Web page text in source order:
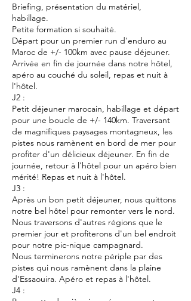
Briefing, présentation du matériel,
habillage.
Petite formation si souhaité.
Départ pour un premier run d'enduro au
Maroc de +/- 100km avec pause déjeuner.
Arrivée en fin de journée dans notre hôtel,
apéro au couché du soleil, repas et nuit à
l'hôtel.
J2 :
Petit déjeuner marocain, habillage et départ
pour une boucle de +/- 140km. Traversant
de magnifiques paysages montagneux, les
pistes nous ramènent en bord de mer pour
profiter d'un délicieux déjeuner. En fin de
journée, retour à l'hôtel pour un apéro bien
mérité! Repas et nuit à l'hôtel.
J3 :
Après un bon petit déjeuner, nous quittons
notre bel hôtel pour remonter vers le nord.
Nous traversons d'autres régions que le
premier jour et profiterons d'un bel endroit
pour notre pic-nique campagnard.
Nous terminerons notre périple par des
pistes qui nous ramènent dans la plaine
d'Essaouira. Apéro et repas à l'hôtel.
J4 :